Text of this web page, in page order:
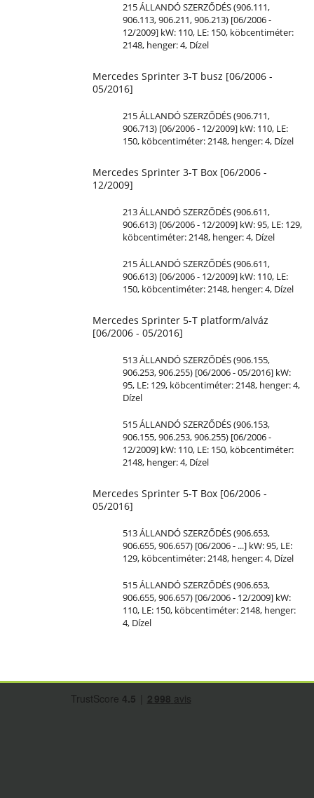
215 ÁLLANDÓ SZERZŐDÉS (906.111,
906.113, 906.211, 906.213) [06/2006 -
12/2009] kW: 110, LE: 150, köbcentiméter:
2148, henger: 4, Dízel
Mercedes Sprinter 3-T busz [06/2006 -
05/2016]
215 ÁLLANDÓ SZERZŐDÉS (906.711,
906.713) [06/2006 - 12/2009] kW: 110, LE:
150, köbcentiméter: 2148, henger: 4, Dízel
Mercedes Sprinter 3-T Box [06/2006 -
12/2009]
213 ÁLLANDÓ SZERZŐDÉS (906.611,
906.613) [06/2006 - 12/2009] kW: 95, LE: 129,
köbcentiméter: 2148, henger: 4, Dízel
215 ÁLLANDÓ SZERZŐDÉS (906.611,
906.613) [06/2006 - 12/2009] kW: 110, LE:
150, köbcentiméter: 2148, henger: 4, Dízel
Mercedes Sprinter 5-T platform/alváz
[06/2006 - 05/2016]
513 ÁLLANDÓ SZERZŐDÉS (906.155,
906.253, 906.255) [06/2006 - 05/2016] kW:
95, LE: 129, köbcentiméter: 2148, henger: 4,
Dízel
515 ÁLLANDÓ SZERZŐDÉS (906.153,
906.155, 906.253, 906.255) [06/2006 -
12/2009] kW: 110, LE: 150, köbcentiméter:
2148, henger: 4, Dízel
Mercedes Sprinter 5-T Box [06/2006 -
05/2016]
513 ÁLLANDÓ SZERZŐDÉS (906.653,
906.655, 906.657) [06/2006 - ...] kW: 95, LE:
129, köbcentiméter: 2148, henger: 4, Dízel
515 ÁLLANDÓ SZERZŐDÉS (906.653,
906.655, 906.657) [06/2006 - 12/2009] kW:
110, LE: 150, köbcentiméter: 2148, henger:
4, Dízel